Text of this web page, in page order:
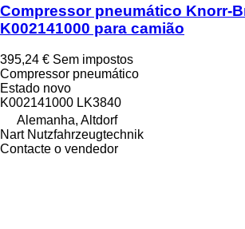
Compressor pneumático Knorr-
K002141000 para camião
395,24 € Sem impostos
Compressor pneumático
Estado novo
K002141000 LK3840
Alemanha, Altdorf
Nart Nutzfahrzeugtechnik
Contacte o vendedor